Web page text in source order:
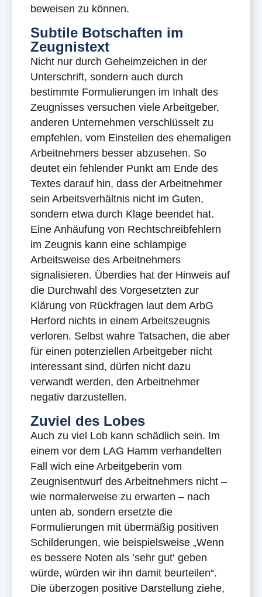
beweisen zu können.
Subtile Botschaften im
Zeugnistext
Nicht nur durch Geheimzeichen in der
Unterschrift, sondern auch durch
bestimmte Formulierungen im Inhalt des
Zeugnisses versuchen viele Arbeitgeber,
anderen Unternehmen verschlüsselt zu
empfehlen, vom Einstellen des ehemaligen
Arbeitnehmers besser abzusehen. So
deutet ein fehlender Punkt am Ende des
Textes darauf hin, dass der Arbeitnehmer
sein Arbeitsverhältnis nicht im Guten,
sondern etwa durch Klage beendet hat.
Eine Anhäufung von Rechtschreibfehlern
im Zeugnis kann eine schlampige
Arbeitsweise des Arbeitnehmers
signalisieren. Überdies hat der Hinweis auf
die Durchwahl des Vorgesetzten zur
Klärung von Rückfragen laut dem ArbG
Herford nichts in einem Arbeitszeugnis
verloren. Selbst wahre Tatsachen, die aber
für einen potenziellen Arbeitgeber nicht
interessant sind, dürfen nicht dazu
verwandt werden, den Arbeitnehmer
negativ darzustellen.
Zuviel des Lobes
Auch zu viel Lob kann schädlich sein. Im
einem vor dem LAG Hamm verhandelten
Fall wich eine Arbeitgeberin vom
Zeugnisentwurf des Arbeitnehmers nicht –
wie normalerweise zu erwarten – nach
unten ab, sondern ersetzte die
Formulierungen mit übermäßig positiven
Schilderungen, wie beispielsweise „Wenn
es bessere Noten als ’sehr gut‘ geben
würde, würden wir ihn damit beurteilen“.
Die überzogen positive Darstellung ziehe,